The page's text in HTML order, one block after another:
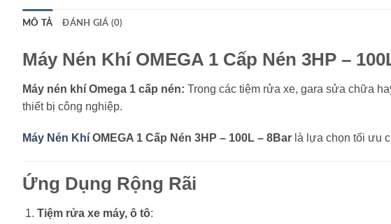
MÔ TẢ ĐÁNH GIÁ (0)
Máy Nén Khí OMEGA 1 Cấp Nén 3HP –
Máy nén khí Omega 1 cấp nén: Trong các tiệm rửa xe, gara sửa chữa
thiết bị công nghiệp.
Máy Nén Khí OMEGA 1 Cấp Nén 3HP – 100L – 8Bar là lựa chọn tối ưu
Ứng Dụng Rộng Rãi
Tiệm rửa xe máy, ô tô: